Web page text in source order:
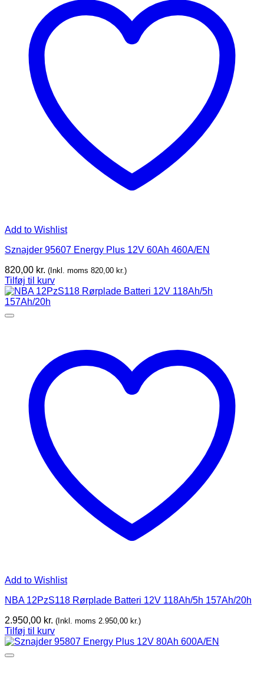
Add to Wishlist
Sznajder 95607 Energy Plus 12V 60Ah 460A/EN
820,00 kr. (Inkl. moms 820,00 kr.)
Tilføj til kurv
Add to Wishlist
NBA 12PzS118 Rørplade Batteri 12V 118Ah/5h 157Ah/20h
2.950,00 kr. (Inkl. moms 2.950,00 kr.)
Tilføj til kurv